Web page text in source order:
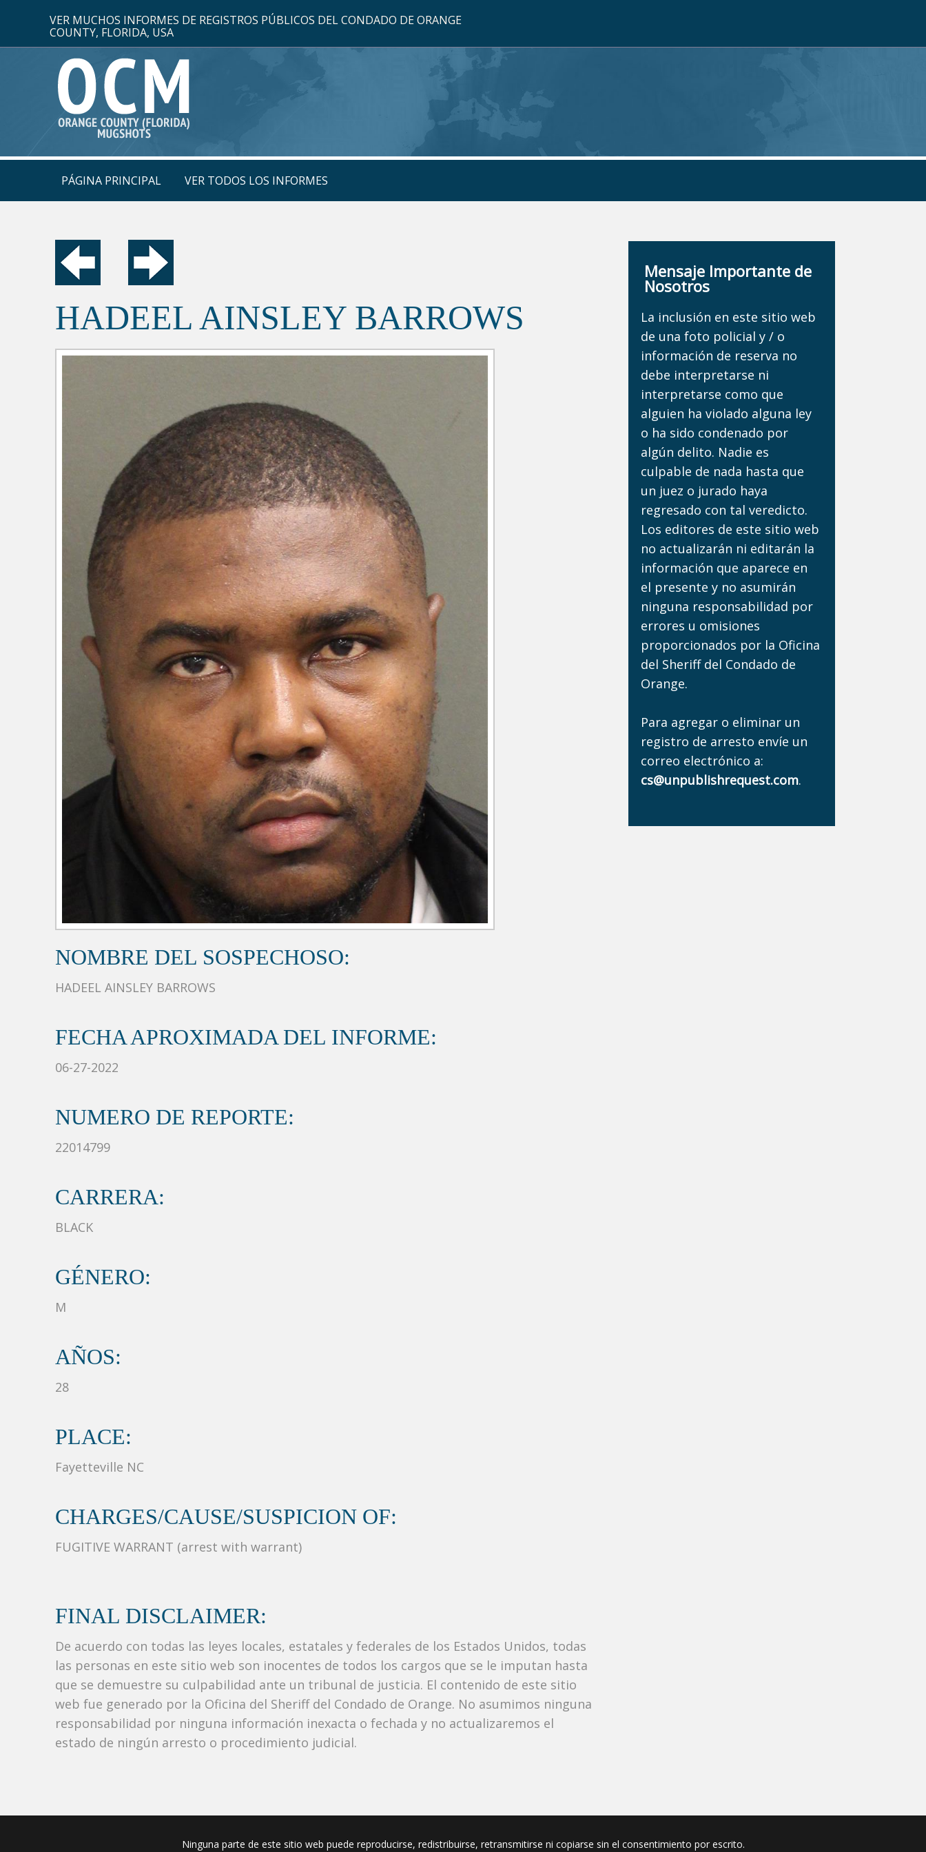
VER MUCHOS INFORMES DE REGISTROS PÚBLICOS DEL CONDADO DE ORANGE
COUNTY, FLORIDA, USA
PÁGINA PRINCIPAL VER TODOS LOS INFORMES
HADEEL AINSLEY BARROWS
NOMBRE DEL SOSPECHOSO:
HADEEL AINSLEY BARROWS
FECHA APROXIMADA DEL INFORME:
06-27-2022
NUMERO DE REPORTE:
22014799
CARRERA:
BLACK
GÉNERO:
M
AÑOS:
28
PLACE:
Fayetteville NC
CHARGES/CAUSE/SUSPICION OF:
FUGITIVE WARRANT (arrest with warrant)
FINAL DISCLAIMER:
De acuerdo con todas las leyes locales, estatales y federales de los Estados Unidos, todas
las personas en este sitio web son inocentes de todos los cargos que se le imputan hasta
que se demuestre su culpabilidad ante un tribunal de justicia. El contenido de este sitio
web fue generado por la Oficina del Sheriff del Condado de Orange. No asumimos ninguna
responsabilidad por ninguna información inexacta o fechada y no actualizaremos el
estado de ningún arresto o procedimiento judicial.
Mensaje Importante de
Nosotros
La inclusión en este sitio web
de una foto policial y / o
información de reserva no
debe interpretarse ni
interpretarse como que
alguien ha violado alguna ley
o ha sido condenado por
algún delito. Nadie es
culpable de nada hasta que
un juez o jurado haya
regresado con tal veredicto.
Los editores de este sitio web
no actualizarán ni editarán la
información que aparece en
el presente y no asumirán
ninguna responsabilidad por
errores u omisiones
proporcionados por la Oficina
del Sheriff del Condado de
Orange.
Para agregar o eliminar un
registro de arresto envíe un
correo electrónico a:
cs@unpublishrequest.com.
Ninguna parte de este sitio web puede reproducirse, redistribuirse, retransmitirse ni copiarse sin el consentimiento por escrito.